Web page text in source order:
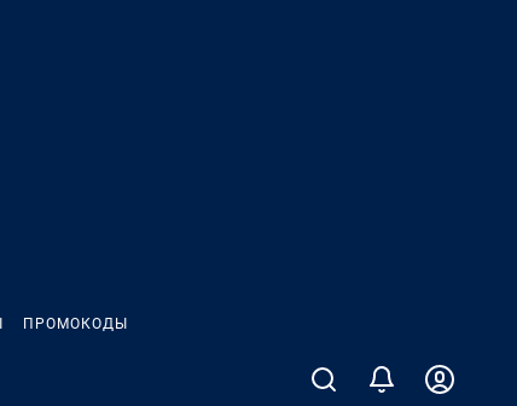
ПРОМОКОДЫ